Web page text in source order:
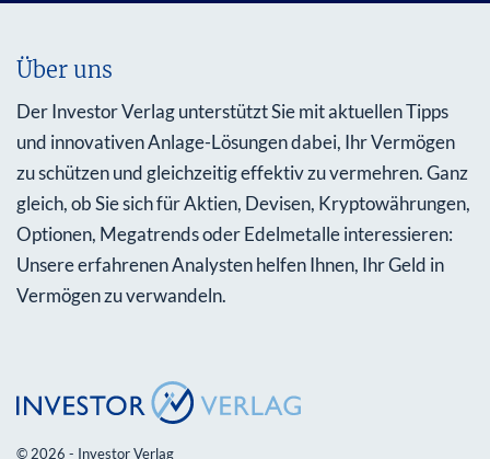
Über uns
Der Investor Verlag unterstützt Sie mit aktuellen Tipps
und innovativen Anlage-Lösungen dabei, Ihr Vermögen
zu schützen und gleichzeitig effektiv zu vermehren. Ganz
gleich, ob Sie sich für Aktien, Devisen, Kryptowährungen,
Optionen, Megatrends oder Edelmetalle interessieren:
Unsere erfahrenen Analysten helfen Ihnen, Ihr Geld in
Vermögen zu verwandeln.
© 2026 - Investor Verlag